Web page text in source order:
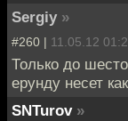
Sergiy »
#260 | 11.05.12
Только до
ерунду несет
SNTurov »